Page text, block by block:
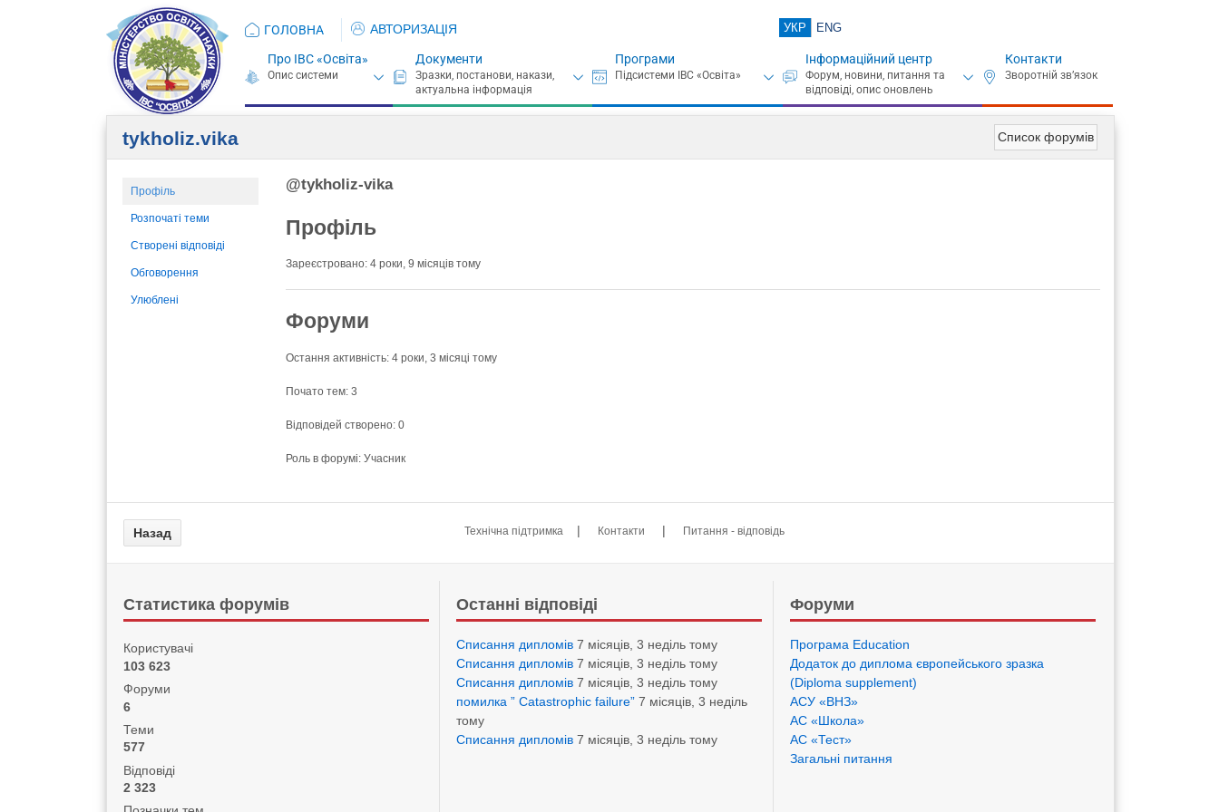
ГОЛОВНА АВТОРИЗАЦІЯ УКР ENG
Про ІВС «Освіта» Документи Програми Інформаційний центр Контакти
Список форумів
tykholiz.vika
Профіль
Розпочаті теми
Створені відповіді
Обговорення
Улюблені
@tykholiz-vika
Профіль
Зареєстровано: 4 роки, 9 місяців тому
Форуми
Остання активність: 4 роки, 3 місяці тому
Почато тем: 3
Відповідей створено: 0
Роль в форумі: Учасник
Технічна підтримка | Контакти | Питання - відповідь
Статистика форумів
Користувачі
103 623
Форуми
6
Теми
577
Відповіді
2 323
Останні відповіді
Списання дипломів 7 місяців, 3 неділь тому
Списання дипломів 7 місяців, 3 неділь тому
Списання дипломів 7 місяців, 3 неділь тому
помилка ” Catastrophic failure” 7 місяців, 3 неділь
тому
Списання дипломів 7 місяців, 3 неділь тому
Форуми
Програма Eduсation
Додаток до диплома європейського зразка
(Diploma supplement)
АСУ «ВНЗ»
АС «Школа»
АС «Тест»
Загальні питання